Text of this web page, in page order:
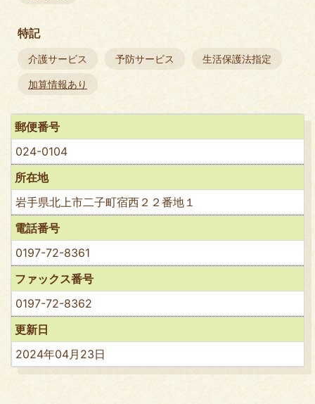
特記
介護サービス 予防サービス 生活保護法指定
加算情報あり
郵便番号
024-0104
所在地
岩手県北上市二子町宿西２２番地１
電話番号
0197-72-8361
ファックス番号
0197-72-8362
更新日
2024年04月23日